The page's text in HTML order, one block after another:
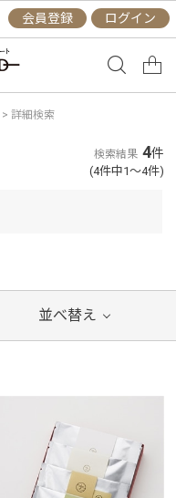
会員登録 ログイン
> 詳細検索
検索結果 4件
(4件中1～4件)
並べ替え